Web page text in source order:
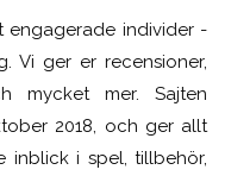
engagerade individer -
Vi ger er recensioner,
mycket mer. Sajten
2018, och ger allt
i spel, tillbehör,